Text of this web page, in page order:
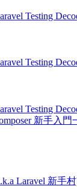
Testing
Testing
Testing
新手入
Laravel 新手